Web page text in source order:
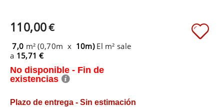
110,00€
7,0 m² (0,70m x 10m) El m² sale
a 15,71 €
No disponible - Fin de
existencias
Plazo de entrega - Sin estimación